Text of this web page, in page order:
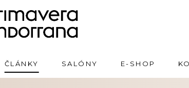
ČLÁNKY SALÓNY E-SHOP